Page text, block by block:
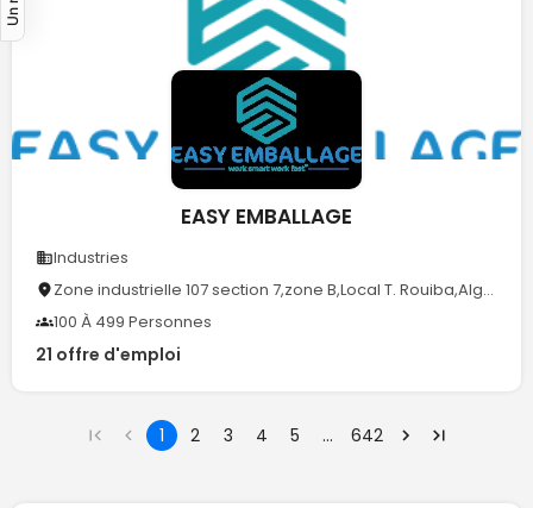
EASY EMBALLAGE
Industries
Zone industrielle 107 section 7,zone B,Local T. Rouiba,Alger
100 À 499 Personnes
21 offre d'emploi
1 2 3 4 5 … 642